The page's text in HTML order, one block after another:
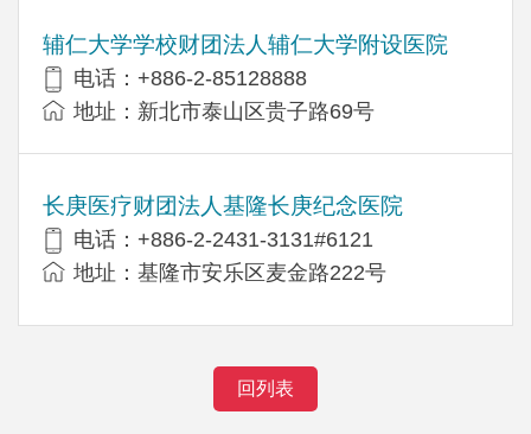
辅仁大学学校财团法人辅仁大学附设医院
电话：+886-2-85128888
地址：新北市泰山区贵子路69号
长庚医疗财团法人基隆长庚纪念医院
电话：+886-2-2431-3131#6121
地址：基隆市安乐区麦金路222号
回列表